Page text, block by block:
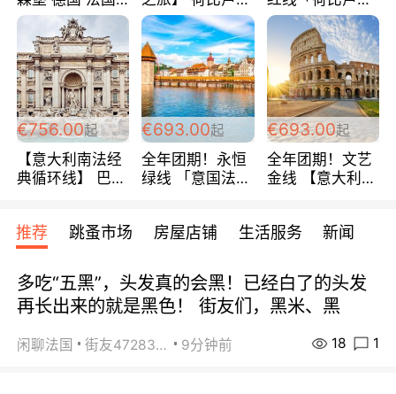
超爽玩遍西欧 循
环线 全程四星宾
馆 108欧/人/天
法 巴黎上下 经
典五国四日游
488欧/人
法」七天循环 五
国 仅售99欧/人/
天！巴黎上下！
包拼房~
€756.00起
【意大利南法经
典循环线】 巴黎
宾馆 108欧/天起
全程756欧/位
€693.00起
全年团期！永恒
绿线 「意国法
欧/天起 ~包拼房
€693.00起
全年团期！文艺
金线 【意大利一
每周铁发！
推荐 跳蚤市场 房屋店铺 生活服务 新闻
多吃“五黑”，头发真的会黑！已经白了的头发
再长出来的就是黑色！ 街友们，黑米、黑
闲聊法国 街友472838572 9分钟前 18 1